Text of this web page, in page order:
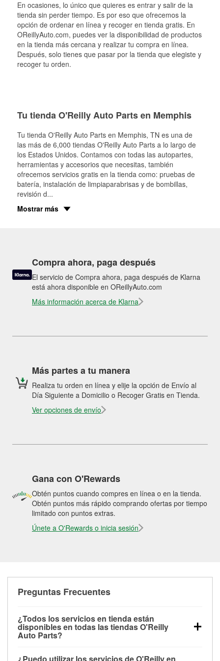
En ocasiones, lo único que quieres es entrar y salir de la
tienda sin perder tiempo. Es por eso que ofrecemos la
opción de ordenar en línea y recoger en tienda gratis. En
OReillyAuto.com, puedes ver la disponibilidad de productos
en la tienda más cercana y realizar tu compra en línea.
Después, solo tienes que pasar por la tienda que elegiste y
recoger tu orden.
Tu tienda O'Reilly Auto Parts en Memphis
Tu tienda O'Reilly Auto Parts en Memphis, TN es una de
las más de 6,000 tiendas O'Reilly Auto Parts a lo largo de
los Estados Unidos. Contamos con todas las autopartes,
herramientas y accesorios que necesitas, también
ofrecemos servicios gratis en la tienda como: pruebas de
batería, instalación de limpiaparabrisas y de bombillas,
revisión d...
Mostrar más
Compra ahora, paga después
El servicio de Compra ahora, paga después de Klarna
está ahora disponible en OReillyAuto.com
Más información acerca de Klarna
Más partes a tu manera
Realiza tu orden en línea y elije la opción de Envío al
Día Siguiente a Domicilio o Recoger Gratis en Tienda.
Ver opciones de envío
Gana con O'Rewards
Obtén puntos cuando compres en línea o en la tienda.
Obtén puntos más rápido comprando ofertas por tiempo
limitado con puntos extras.
Únete a O'Rewards o inicia sesión
Preguntas Frecuentes
¿Todos los servicios en tienda están
disponibles en todas las tiendas O'Reilly
Auto Parts?